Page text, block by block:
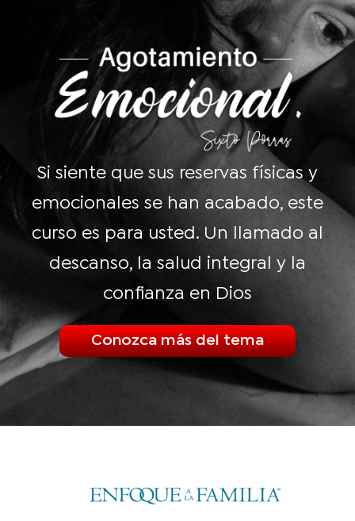
Si siente que sus reservas físicas y
emocionales se han acabado, este
curso es para usted. Un llamado al
descanso, la salud integral y la
confianza en Dios
Conozca más del tema